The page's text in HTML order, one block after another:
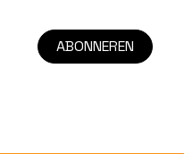
ABONNEREN